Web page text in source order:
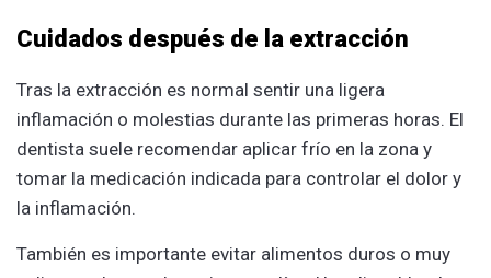
Cuidados después de la extracción
Tras la extracción es normal sentir una ligera
inflamación o molestias durante las primeras horas. El
dentista suele recomendar aplicar frío en la zona y
tomar la medicación indicada para controlar el dolor y
la inflamación.
También es importante evitar alimentos duros o muy